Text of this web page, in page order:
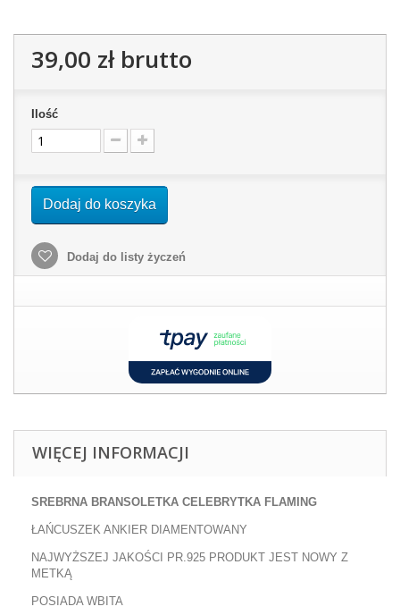
39,00 złbrutto
Ilość
Dodaj do koszyka
Dodaj do listy życzeń
WIĘCEJ INFORMACJI
SREBRNA BRANSOLETKA CELEBRYTKA FLAMING
ŁAŃCUSZEK ANKIER DIAMENTOWANY
NAJWYŻSZEJ JAKOŚCI PR.925 PRODUKT JEST NOWY Z
METKĄ
POSIADA WBITA